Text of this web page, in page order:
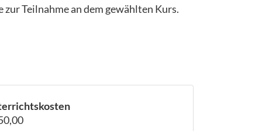
Teilnahme an dem gewählten Kurs.